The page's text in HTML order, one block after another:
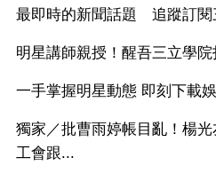
最即時的新聞話題 追蹤訂閱
明星講師親授！醒吾三立學
一手掌握明星動態 即刻下載
獨家／批曹雨婷帳目亂！楊
工會跟...